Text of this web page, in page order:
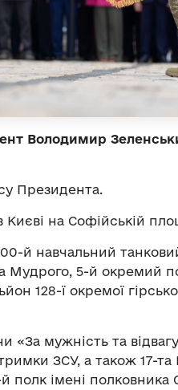
Володимир
Президента.
Києві на Софійській
й навчальний
Мудрого, 5-й окремий
128-ї окремої
«За мужність та
ЗСУ, а також 17-
полк імені